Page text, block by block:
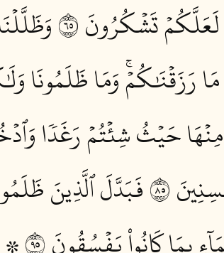
تَشۡكُرُونَ ٥٦
رَزَقۡنَٰكُمۡۚ وَمَا ظَلَمُونَا
مِنۡهَا حَيۡثُ شِئۡتُمۡ رَغَدٗا
٥٨
فَبَدَّلَ ٱلَّذِينَ